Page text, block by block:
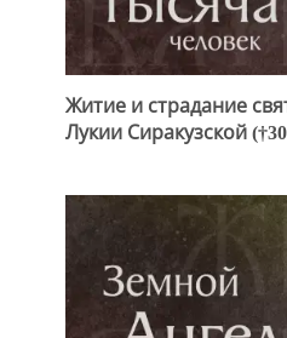
Житие и страдание
Лукии Сиракузской